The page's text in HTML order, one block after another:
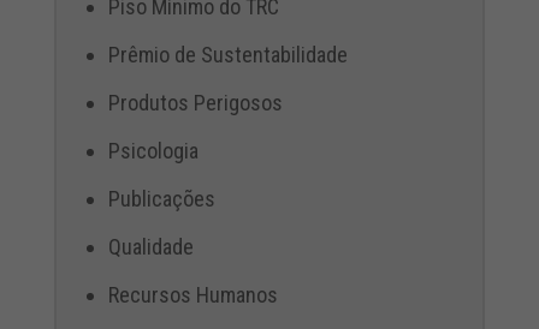
Piso Mínimo do TRC
Prêmio de Sustentabilidade
Produtos Perigosos
Psicologia
Publicações
Qualidade
Recursos Humanos